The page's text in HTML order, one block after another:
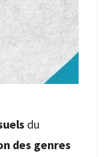
du
des genres